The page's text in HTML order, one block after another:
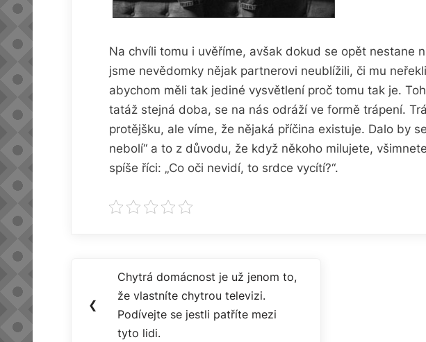
Na chvíli tomu i uvěříme, avšak dokud se opět nestane
jsme nevědomky nějak partnerovi neublížili, či mu
abychom měli tak jediné vysvětlení proč tomu tak je.
tatáž stejná doba, se na nás odráží ve formě trápení.
protějšku, ale víme, že nějaká příčina existuje. Dalo by
nebolí“ a to z důvodu, že když někoho milujete,
spíše říci: „Co oči nevidí, to srdce vycítí?“.
Navigace
pro
příspěvek
❮
Previous
Post:
Chytrá domácnost je už jenom to,
že vlastníte chytrou televizi.
Podívejte se jestli patříte mezi
tyto lidi.